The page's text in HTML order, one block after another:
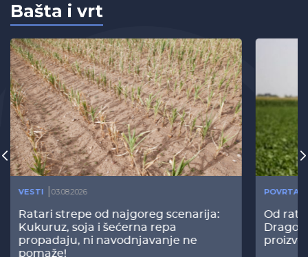
Bašta i vrt
VESTI 03.08.2026
Ratari strepe od najgoreg scenarija:
Kukuruz, soja i šećerna repa
propadaju, ni navodnjavanje ne
pomaže!
Od